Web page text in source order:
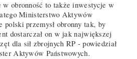
obronność to także inwestycje w
Ministerstwo Aktywów
polski przemysł obronny tak, by
dostarczał on w jak największej
dla sił zbrojnych RP - powiedział
Aktywów Państwowych.